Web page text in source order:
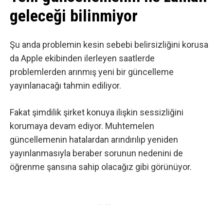
geleceği bilinmiyor
Şu anda problemin kesin sebebi belirsizliğini korusa
da Apple ekibinden ilerleyen saatlerde
problemlerden arınmış yeni bir güncelleme
yayınlanacağı tahmin ediliyor.
Fakat şimdilik şirket konuya ilişkin sessizliğini
korumaya devam ediyor. Muhtemelen
güncellemenin hatalardan arındırılıp yeniden
yayınlanmasıyla beraber sorunun nedenini de
öğrenme şansına sahip olacağız gibi görünüyor.